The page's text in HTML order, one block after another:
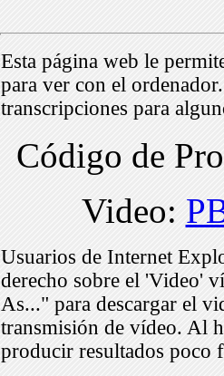
Esta página web le
para ver con el
transcripciones para
Código de
Video:
Usuarios de Internet
derecho sobre el 'Video'
As..." para descargar el
transmisión de vídeo. Al
producir resultados poco